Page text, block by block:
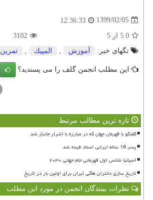
1399/02/05
12:36:33
5.0 از 5
3102
تگهای خبر:
آموزش المپیك تمرین
این مطلب انجمن گلف را می پسندید؟
تازه ترین مطالب مرتبط
گفتگو با قهرمان جهان که در مبارزه با اشرار جانباز شد
پسر 16 ساله ایرانی استاد فیده شد
اسپانیا شانس اول قهرمانی جام جهانی ۲۰۳۰
تاریخ سازی دختران هاکی ایران برای اولین بار در تاریخ
نظرات بینندگان انجمن در مورد این مطلب